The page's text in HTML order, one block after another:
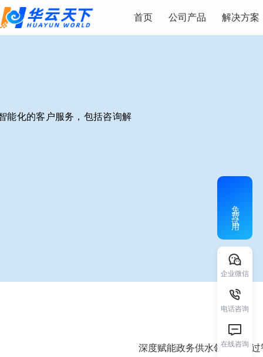
首页 公司产品 解决方案
能化的客户服务，包括咨询解
深度赋能政务供水领域，通
免费试用
企业微信
电话咨询
在线咨询